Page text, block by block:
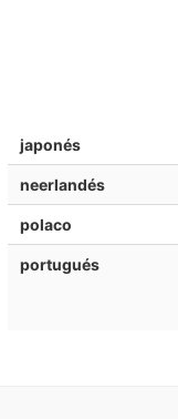
japonés
neerlandés
polaco
portugués